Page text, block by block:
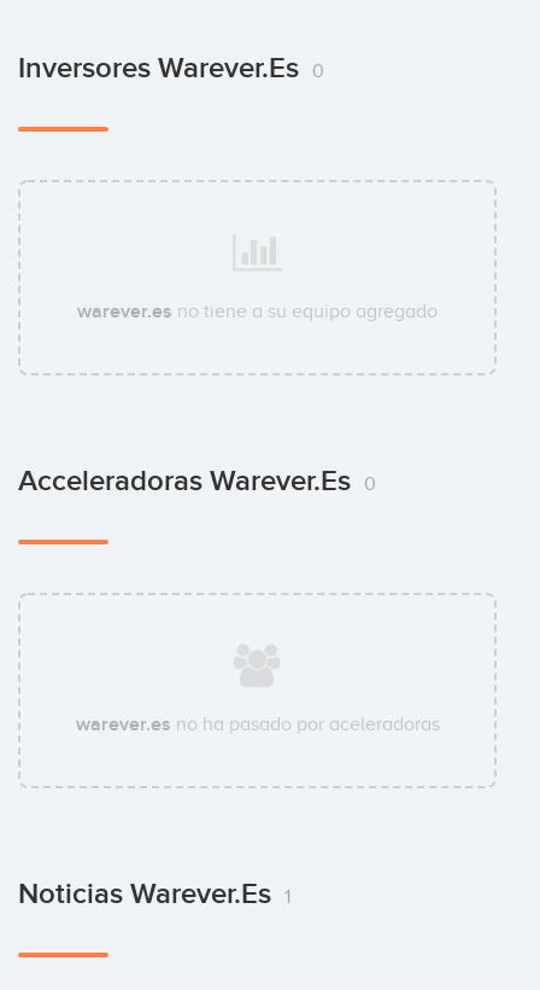
Inversores Warever.es 0
warever.es no tiene a su equipo agregado
Acceleradoras Warever.es 0
warever.es no ha pasado por aceleradoras
Noticias Warever.es 1